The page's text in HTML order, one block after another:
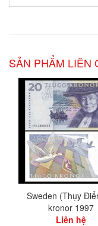
SẢN PHẨM LIÊN
Sweden (Thụy
kronor 1997
Liên hệ